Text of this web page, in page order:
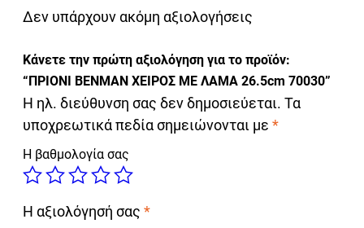
Δεν υπάρχουν ακόμη αξιολογήσεις
Κάνετε την πρώτη αξιολόγηση για το προϊόν:
“ΠΡΙΟΝΙ BENMAN ΧΕΙΡΟΣ ΜΕ ΛΑΜΑ 26.5cm 70030”
Η ηλ. διεύθυνση σας δεν δημοσιεύεται. Τα
υποχρεωτικά πεδία σημειώνονται με *
Η βαθμολογία σας
Η αξιολόγησή σας *